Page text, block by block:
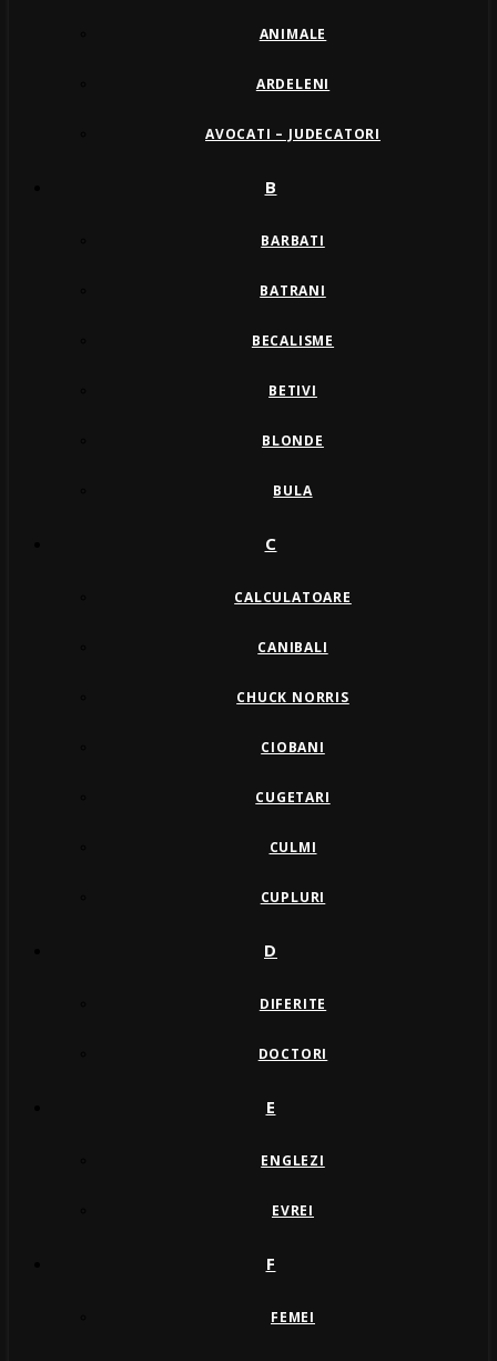
ANIMALE
ARDELENI
AVOCATI – JUDECATORI
B
BARBATI
BATRANI
BECALISME
BETIVI
BLONDE
BULA
C
CALCULATOARE
CANIBALI
CHUCK NORRIS
CIOBANI
CUGETARI
CULMI
CUPLURI
D
DIFERITE
DOCTORI
E
ENGLEZI
EVREI
F
FEMEI